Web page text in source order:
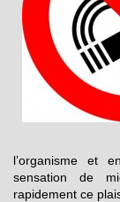
l’organisme et
sensation de
rapidement ce